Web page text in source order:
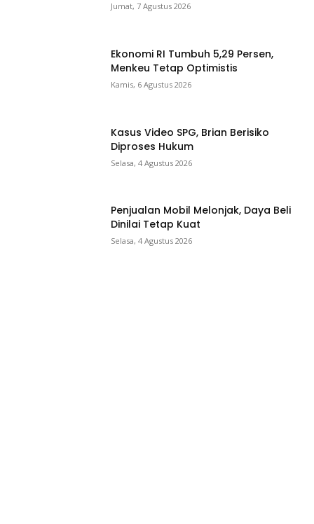
Jumat, 7 Agustus 2026
Ekonomi RI Tumbuh 5,29 Persen,
Menkeu Tetap Optimistis
Kamis, 6 Agustus 2026
Kasus Video SPG, Brian Berisiko
Diproses Hukum
Selasa, 4 Agustus 2026
Penjualan Mobil Melonjak, Daya Beli
Dinilai Tetap Kuat
Selasa, 4 Agustus 2026